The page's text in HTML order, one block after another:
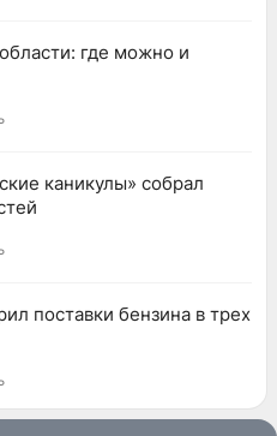
где можно и
каникулы» собрал
поставки бензина в трех